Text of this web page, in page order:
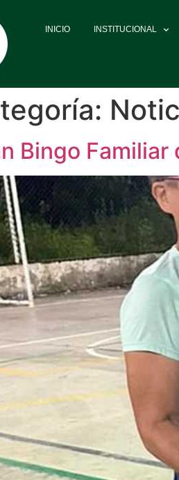
INICIO INSTITUCIONAL
Bingo Familiar